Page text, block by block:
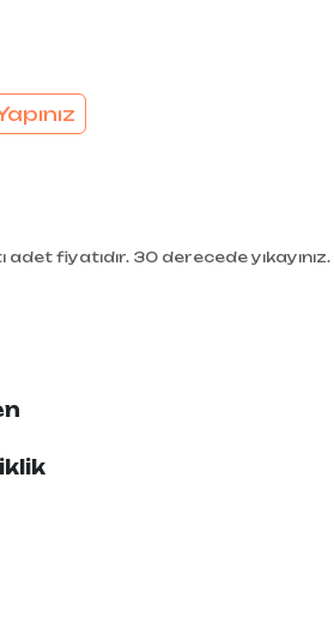
fiyatıdır. 30 derecede yıkayınız.